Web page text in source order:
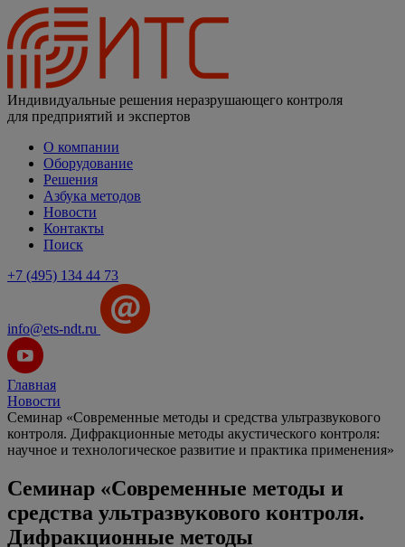
Индивидуальные решения неразрушающего контроля
для предприятий и экспертов
О компании
Оборудование
Решения
Азбука методов
Новости
Контакты
Поиск
+7 (495) 134 44 73
info@ets-ndt.ru
Главная
Новости
Семинар «Современные методы и средства ультразвукового
контроля. Дифракционные методы акустического контроля:
научное и технологическое развитие и практика применения»
Семинар «Современные методы и
средства ультразвукового контроля.
Дифракционные методы